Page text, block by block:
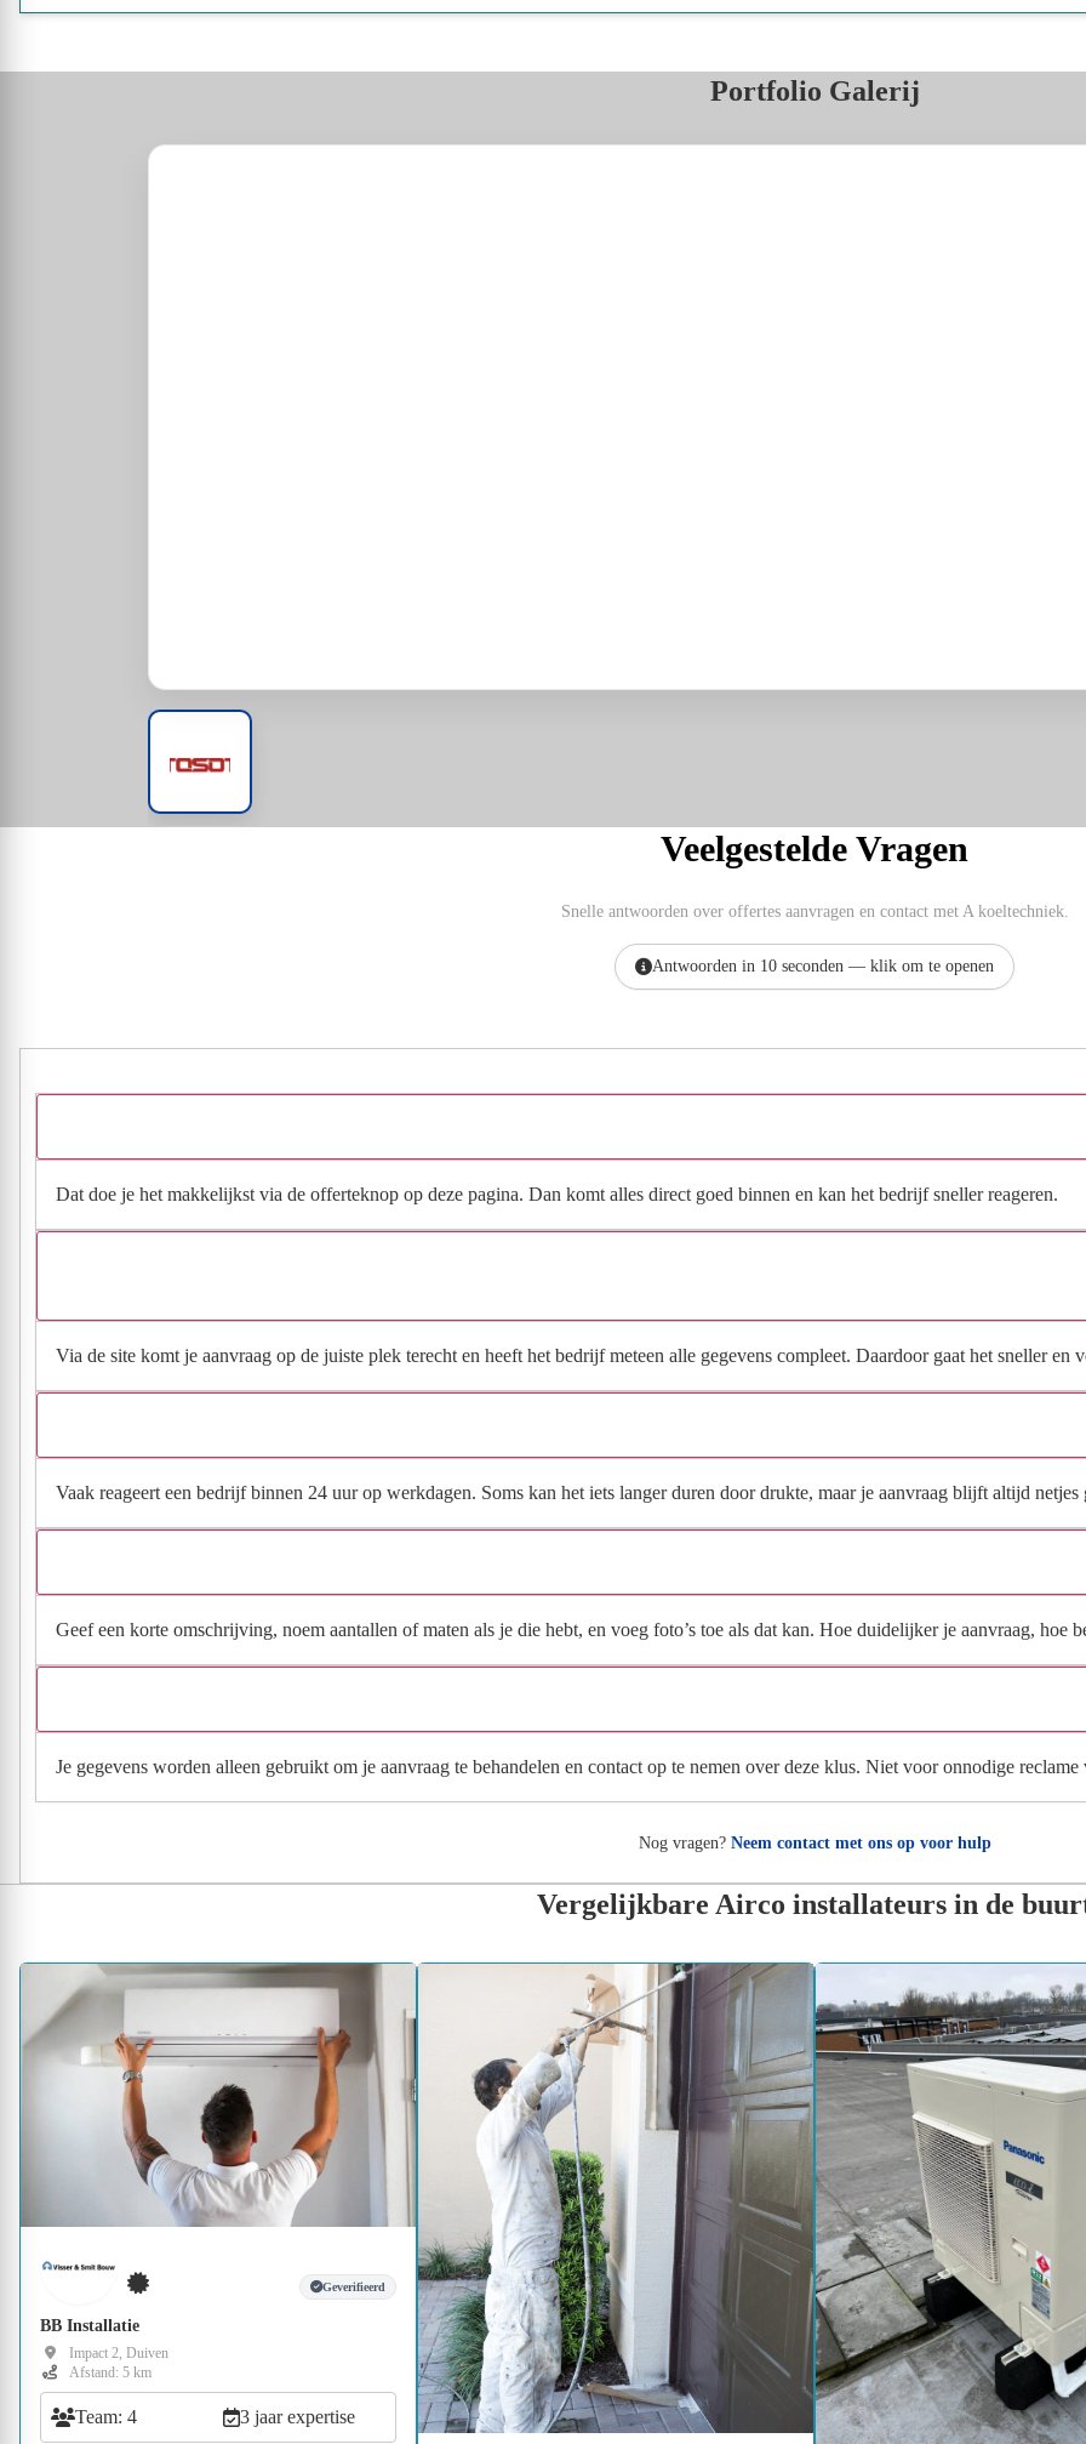
Portfolio Galerij
Veelgestelde Vragen
Snelle antwoorden over offertes aanvragen en contact met A koeltechniek.
Antwoorden in 10 seconden — klik om te openen
Dat doe je het makkelijkst via de offerteknop op deze pagina. Dan komt alles direct goed binnen en kan het bedrijf sneller reageren.
Via de site komt je aanvraag op de juiste plek terecht en heeft het bedrijf meteen alle gegevens compleet. Daardoor gaat het sneller en
Vaak reageert een bedrijf binnen 24 uur op werkdagen. Soms kan het iets langer duren door drukte, maar je aanvraag blijft altijd netjes
Geef een korte omschrijving, noem aantallen of maten als je die hebt, en voeg foto’s toe als dat kan. Hoe duidelijker je aanvraag, hoe
Je gegevens worden alleen gebruikt om je aanvraag te behandelen en contact op te nemen over deze klus. Niet voor onnodige reclame
Nog vragen? Neem contact met ons op voor hulp
Vergelijkbare Airco installateurs in de
Geverifieerd
BB Installatie
Impact 2, Duiven
Afstand: 5 km
Team: 4 3 jaar expertise